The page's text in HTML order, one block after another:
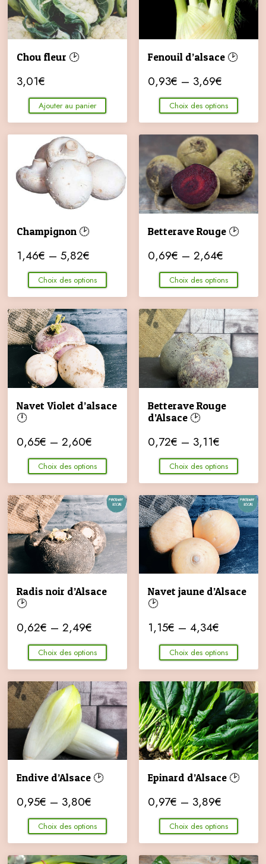
Chou fleur 🕑
3,01€
Ajouter au panier
Fenouil d’alsace 🕑
0,93€ – 3,69€
Choix des options
Champignon 🕑
1,46€ –5,82€
Choix des options
Betterave Rouge 🕑
0,69€ – 2,64€
Choix des options
Navet Violet d’alsace
🕛
0,65€ –2,60€
Choix des options
Betterave Rouge
d’Alsace 🕑
0,72€ – 3,11€
Choix des options
Radis noir d’Alsace
🕑
0,62€ –2,49€
Choix des options
Navet jaune d’Alsace
🕑
1,15€ – 4,34€
Choix des options
Endive d’Alsace 🕑
0,95€ – 3,80€
Choix des options
Epinard d’Alsace 🕑
0,97€ – 3,89€
Choix des options